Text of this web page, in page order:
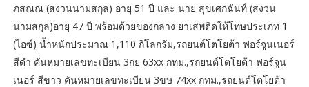
ภสณณ (สงวนนามสกุล) อายุ 51 ปี และ นาย สุขเศกฉันท์ (สงวน
นามสกุล)อายุ 47 ปี พร้อมด้วยของกลาง ยาเสพติดให้โทษประเภท 1
(ไอซ์) น้ำหนักประมาณ 1,110 กิโลกรัม,รถยนต์โตโยต้า ฟอร์จูนเนอร์
สีดำ คันหมายเลขทะเบียน 3กย 63xx กทม.,รถยนต์โตโยต้า ฟอร์จูน
เนอร์ สีขาว คันหมายเลขทะเบียน 3ขษ 74xx กทม.,รถยนต์โตโยต้า